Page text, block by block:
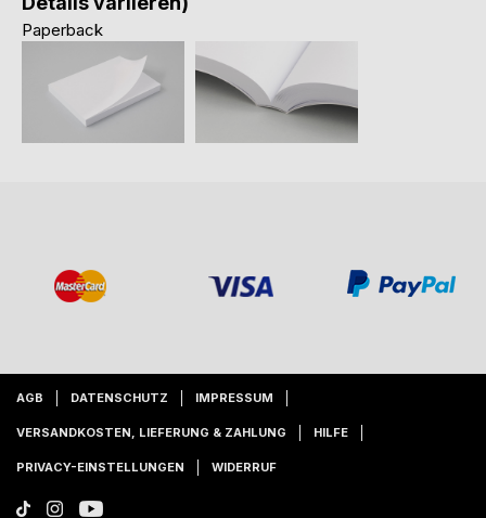
Paperback
AGB DATENSCHUTZ IMPRESSUM
VERSANDKOSTEN, LIEFERUNG & ZAHLUNG HILFE
PRIVACY-EINSTELLUNGEN WIDERRUF